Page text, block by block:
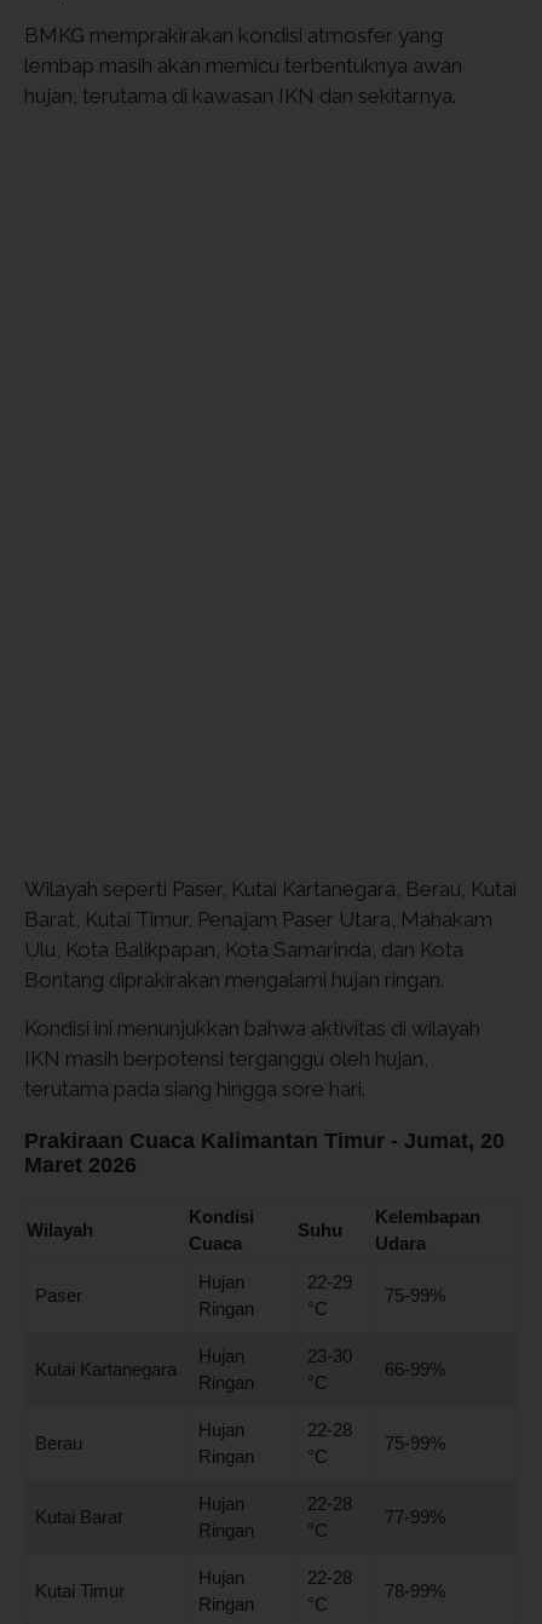
BMKG memprakirakan kondisi atmosfer yang
lembap masih akan memicu terbentuknya awan
hujan, terutama di kawasan IKN dan sekitarnya.
Wilayah seperti Paser, Kutai Kartanegara, Berau, Kutai
Barat, Kutai Timur, Penajam Paser Utara, Mahakam
Ulu, Kota Balikpapan, Kota Samarinda, dan Kota
Bontang diprakirakan mengalami hujan ringan.
Kondisi ini menunjukkan bahwa aktivitas di wilayah
IKN masih berpotensi terganggu oleh hujan,
terutama pada siang hingga sore hari.
Prakiraan Cuaca Kalimantan Timur - Jumat, 20
Maret 2026
Wilayah
Kondisi
Cuaca
Suhu
Kelembapan
Udara
Paser
Hujan
Ringan
22-29
°C
75-99%
Kutai Kartanegara
Hujan
Ringan
23-30
°C
66-99%
Berau
Hujan
Ringan
22-28
°C
75-99%
Kutai Barat
Hujan
Ringan
22-28
°C
77-99%
Kutai Timur
Hujan
Ringan
22-28
°C
78-99%